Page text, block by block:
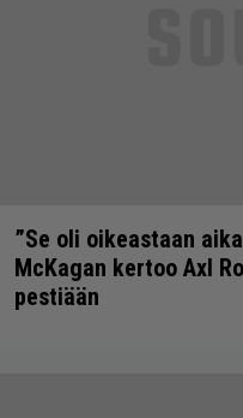
”Se oli oikeastaan
McKagan kertoo Axl
pestiään